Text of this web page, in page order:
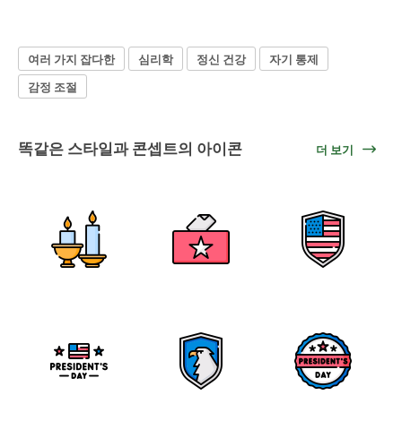
여러 가지 잡다한 심리학 정신 건강
자기 통제
감정 조절
똑같은 스타일과 콘셉트의 아이콘 더 보기